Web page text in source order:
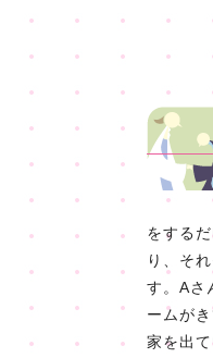
をする
り、そ
す。Aさ
ームが
家を出